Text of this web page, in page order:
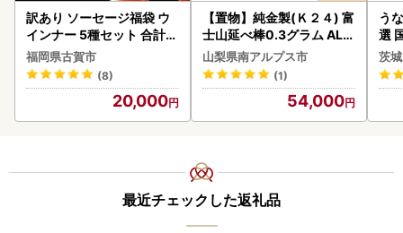
訳あり ソーセージ福袋 ウ
インナー 5種セット 合計4.
5kg ソーセージ
福岡県古賀市
(8)
20,000
【置物】純金製(Ｋ２４) 富
士山延べ棒0.3グラム ALP
BK193
山梨県南アルプス市
(1)
54,000
う
選
付
あ
人
茨
最近チェックした返礼品